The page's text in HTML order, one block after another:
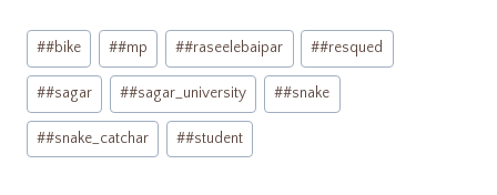
##bike ##mp ##raseelebaipar ##resqued
##sagar ##sagar_university ##snake
##snake_catchar ##student